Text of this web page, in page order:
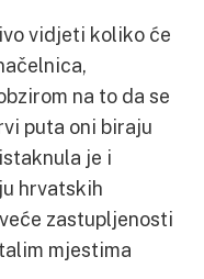
vidjeti koliko će
na to da se
puta oni biraju
je i
hrvatskih
zastupljenosti
mjestima